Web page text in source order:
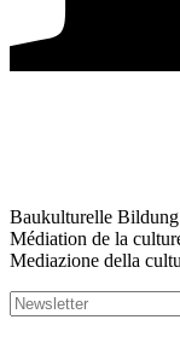
Baukulturelle
Médiation de la
Mediazione della